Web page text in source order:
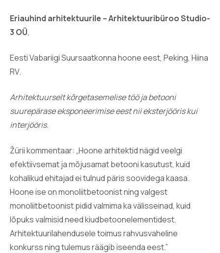
Eriauhind arhitektuurile – Arhitektuuribüroo Studio-
3 OÜ,
Eesti Vabariigi Suursaatkonna hoone eest, Peking, Hiina
RV.
Arhitektuurselt kõrgetasemelise töö ja betooni
suurepärase eksponeerimise eest nii eksterjööris kui
interjööris.
Žürii kommentaar: „Hoone arhitektid nägid veelgi
efektiivsemat ja mõjusamat betooni kasutust, kuid
kohalikud ehitajad ei tulnud päris soovidega kaasa.
Hoone ise on monoliitbetoonist ning valgest
monoliitbetoonist pidid valmima ka välisseinad, kuid
lõpuks valmisid need kiudbetoonelementidest.
Arhitektuurilahendusele toimus rahvusvaheline
konkurss ning tulemus räägib iseenda eest.”